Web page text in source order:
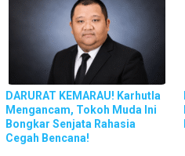
DARURAT KEMARAU! Karhutla
Mengancam, Tokoh Muda Ini
Bongkar Senjata Rahasia
Cegah Bencana!